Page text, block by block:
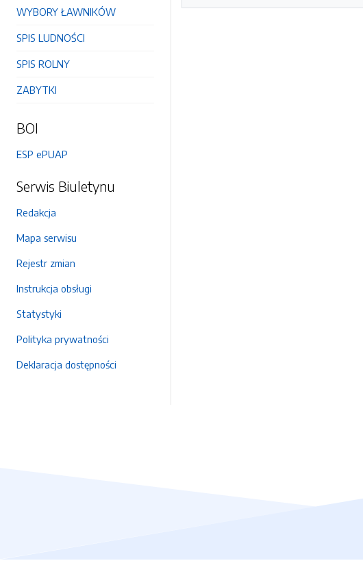
WYBORY ŁAWNIKÓW
SPIS LUDNOŚCI
SPIS ROLNY
ZABYTKI
BOI
ESP ePUAP
Serwis Biuletynu
Redakcja
Mapa serwisu
Rejestr zmian
Instrukcja obsługi
Statystyki
Polityka prywatności
Deklaracja dostępności